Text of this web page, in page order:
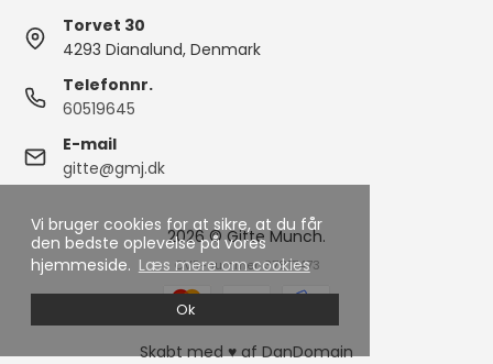
Vi bruger cookies for at sikre, at du får
den bedste oplevelse på vores
hjemmeside. Læs mere om cookies
Ok
Torvet 30
4293 Dianalund, Denmark
Telefonnr.
60519645
E-mail
gitte@gmj.dk
2026 © Gitte Munch.
CVR-nummer: 37817473
Skabt med ♥ af DanDomain